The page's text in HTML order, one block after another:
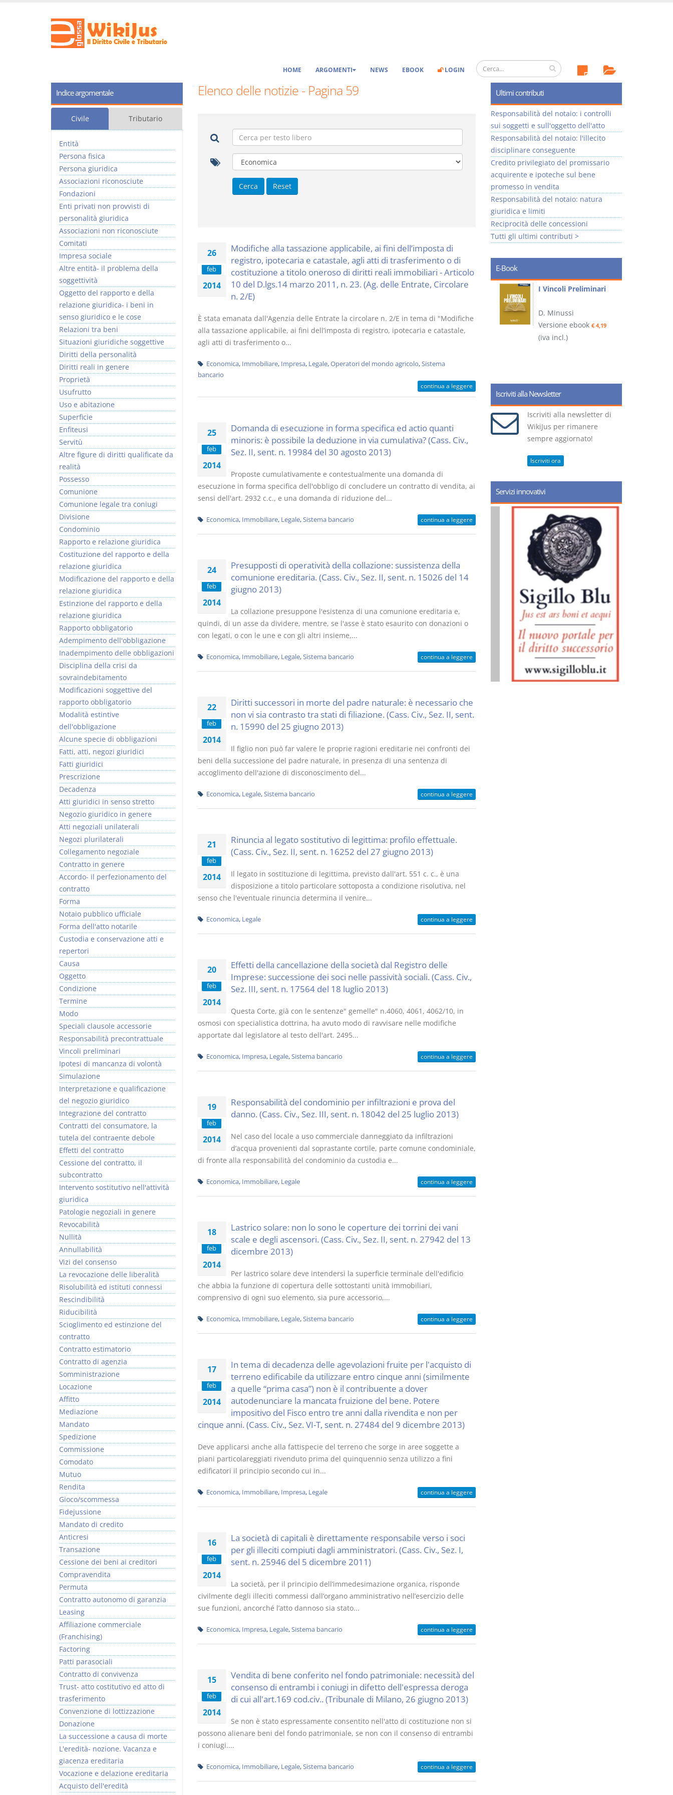
HOME ARGOMENTI NEWS EBOOK LOGIN
Elenco delle notizie - Pagina 59
26
feb
2014
Modifiche alla tassazione applicabile, ai fini dell’imposta di
registro, ipotecaria e catastale, agli atti di trasferimento o di
costituzione a titolo oneroso di diritti reali immobiliari - Articolo
10 del D.lgs.14 marzo 2011, n. 23. (Ag. delle Entrate, Circolare
n. 2/E)
È stata emanata dall'Agenzia delle Entrate la circolare n. 2/E in tema di "Modifiche
alla tassazione applicabile, ai fini dell’imposta di registro, ipotecaria e catastale,
agli atti di trasferimento o...
Economica, Immobiliare, Impresa, Legale,Operatori del mondo agricolo,Sistema
bancario
continua a leggere
25
feb
2014
Domanda di esecuzione in forma specifica ed actio quanti
minoris: è possibile la deduzione in via cumulativa? (Cass. Civ.,
Sez. II, sent. n. 19984 del 30 agosto 2013)
Proposte cumulativamente e contestualmente una domanda di
esecuzione in forma specifica dell'obbligo di concludere un contratto di vendita, ai
sensi dell'art. 2932 c.c., e una domanda di riduzione del...
Economica, Immobiliare, Legale,Sistema bancario continua a leggere
24
feb
2014
Presupposti di operatività della collazione: sussistenza della
comunione ereditaria. (Cass. Civ., Sez. II, sent. n. 15026 del 14
giugno 2013)
La collazione presuppone l'esistenza di una comunione ereditaria e,
quindi, di un asse da dividere, mentre, se l'asse è stato esaurito con donazioni o
con legati, o con le une e con gli altri insieme,...
Economica, Immobiliare, Legale,Sistema bancario continua a leggere
22
feb
2014
Diritti successori in morte del padre naturale: è necessario che
non vi sia contrasto tra stati di filiazione. (Cass. Civ., Sez. II, sent.
n. 15990 del 25 giugno 2013)
Il figlio non può far valere le proprie ragioni ereditarie nei confronti dei
beni della successione del padre naturale, in presenza di una sentenza di
accoglimento dell'azione di disconoscimento del...
Economica, Legale,Sistema bancario continua a leggere
21
feb
2014
Rinuncia al legato sostitutivo di legittima: profilo effettuale.
(Cass. Civ., Sez. II, sent. n. 16252 del 27 giugno 2013)
Il legato in sostituzione di legittima, previsto dall'art. 551 c. c., è una
disposizione a titolo particolare sottoposta a condizione risolutiva, nel
senso che l'eventuale rinuncia determina il venire...
Economica, Legale continua a leggere
20
feb
2014
Effetti della cancellazione della società dal Registro delle
Imprese: successione dei soci nelle passività sociali. (Cass. Civ.,
Sez. III, sent. n. 17564 del 18 luglio 2013)
Questa Corte, già con le sentenze" gemelle" n.4060, 4061, 4062/10, in
osmosi con specialistica dottrina, ha avuto modo di ravvisare nelle modifiche
apportate dal legislatore al testo dell'art. 2495...
Economica, Impresa, Legale,Sistema bancario continua a leggere
19
feb
2014
Responsabilità del condominio per infiltrazioni e prova del
danno. (Cass. Civ., Sez. III, sent. n. 18042 del 25 luglio 2013)
Nel caso del locale a uso commerciale danneggiato da infiltrazioni
d’acqua provenienti dal soprastante cortile, parte comune condominiale,
di fronte alla responsabilità del condominio da custodia e...
Economica, Immobiliare, Legale continua a leggere
18
feb
2014
Lastrico solare: non lo sono le coperture dei torrini dei vani
scale e degli ascensori. (Cass. Civ., Sez. II, sent. n. 27942 del 13
dicembre 2013)
Per lastrico solare deve intendersi la superficie terminale dell'edificio
che abbia la funzione di copertura delle sottostanti unità immobiliari,
comprensivo di ogni suo elemento, sia pure accessorio,...
Economica, Immobiliare, Legale,Sistema bancario continua a leggere
17
feb
2014
In tema di decadenza delle agevolazioni fruite per l'acquisto di
terreno edificabile da utilizzare entro cinque anni (similmente
a quelle “prima casa”) non è il contribuente a dover
autodenunciare la mancata fruizione del bene. Potere
impositivo del Fisco entro tre anni dalla rivendita e non per
cinque anni. (Cass. Civ., Sez. VI-T, sent. n. 27484 del 9 dicembre 2013)
Deve applicarsi anche alla fattispecie del terreno che sorge in aree soggette a
piani particolareggiati rivenduto prima del quinquennio senza utilizzo a fini
edificatori il principio secondo cui in...
Economica, Immobiliare, Impresa, Legale continua a leggere
16
feb
2014
La società di capitali è direttamente responsabile verso i soci
per gli illeciti compiuti dagli amministratori. (Cass. Civ., Sez. I,
sent. n. 25946 del 5 dicembre 2011)
La società, per il principio dell’immedesimazione organica, risponde
civilmente degli illeciti commessi dall’organo amministrativo nell’esercizio delle
sue funzioni, ancorché l’atto dannoso sia stato...
Economica, Impresa, Legale,Sistema bancario continua a leggere
15
feb
2014
Vendita di bene conferito nel fondo patrimoniale: necessità del
consenso di entrambi i coniugi in difetto dell'espressa deroga
di cui all'art.169 cod.civ.. (Tribunale di Milano, 26 giugno 2013)
Se non è stato espressamente consentito nell'atto di costituzione non si
possono alienare beni del fondo patrimoniale, se non con il consenso di entrambi
i coniugi....
Economica, Immobiliare, Legale,Sistema bancario continua a leggere
Indice argomentale
Civile Tributario
Entità
Persona fisica
Persona giuridica
Associazioni riconosciute
Fondazioni
Enti privati non provvisti di
personalità giuridica
Associazioni non riconosciute
Comitati
Impresa sociale
Altre entità- il problema della
soggettività
Oggetto del rapporto e della
relazione giuridica- i beni in
senso giuridico e le cose
Relazioni tra beni
Situazioni giuridiche soggettive
Diritti della personalità
Diritti reali in genere
Proprietà
Usufrutto
Uso e abitazione
Superficie
Enfiteusi
Servitù
Altre figure di diritti qualificate da
realità
Possesso
Comunione
Comunione legale tra coniugi
Divisione
Condominio
Rapporto e relazione giuridica
Costituzione del rapporto e della
relazione giuridica
Modificazione del rapporto e della
relazione giuridica
Estinzione del rapporto e della
relazione giuridica
Rapporto obbligatorio
Adempimento dell'obbligazione
Inadempimento delle obbligazioni
Disciplina della crisi da
sovraindebitamento
Modificazioni soggettive del
rapporto obbligatorio
Modalità estintive
dell'obbligazione
Alcune specie di obbligazioni
Fatti, atti, negozi giuridici
Fatti giuridici
Prescrizione
Decadenza
Atti giuridici in senso stretto
Negozio giuridico in genere
Atti negoziali unilaterali
Negozi plurilaterali
Collegamento negoziale
Contratto in genere
Accordo- il perfezionamento del
contratto
Forma
Notaio pubblico ufficiale
Forma dell'atto notarile
Custodia e conservazione atti e
repertori
Causa
Oggetto
Condizione
Termine
Modo
Speciali clausole accessorie
Responsabilità precontrattuale
Vincoli preliminari
Ipotesi di mancanza di volontà
Simulazione
Interpretazione e qualificazione
del negozio giuridico
Integrazione del contratto
Contratti del consumatore, la
tutela del contraente debole
Effetti del contratto
Cessione del contratto, il
subcontratto
Intervento sostitutivo nell'attività
giuridica
Patologie negoziali in genere
Revocabilità
Nullità
Annullabilità
Vizi del consenso
La revocazione delle liberalità
Risolubilità ed istituti connessi
Rescindibilità
Riducibilità
Scioglimento ed estinzione del
contratto
Contratto estimatorio
Contratto di agenzia
Somministrazione
Locazione
Affitto
Mediazione
Mandato
Spedizione
Commissione
Comodato
Mutuo
Rendita
Gioco/scommessa
Fidejussione
Mandato di credito
Anticresi
Transazione
Cessione dei beni ai creditori
Compravendita
Permuta
Contratto autonomo di garanzia
Leasing
Affiliazione commerciale
(Franchising)
Factoring
Patti parasociali
Contratto di convivenza
Trust- atto costitutivo ed atto di
trasferimento
Convenzione di lottizzazione
Donazione
La successione a causa di morte
L'eredità- nozione. Vacanza e
giacenza ereditaria
Vocazione e delazione ereditaria
Acquisto dell'eredità
Ultimi contributi
Responsabilità del notaio: i controlli
sui soggetti e sull'oggetto dell'atto
Responsabilità del notaio: l'illecito
disciplinare conseguente
Credito privilegiato del promissario
acquirente e ipoteche sul bene
promesso in vendita
Responsabilità del notaio: natura
giuridica e limiti
Reciprocità delle concessioni
Tutti gli ultimi contributi >
E-Book
relazione giuridica
Versione ebook€ 5,99
I Singoli Contratti
D. Minussi
€ 5,99
(iva incl.)
Il Condominio
220/2012
S. D'Andrea – D.
(iva incl.)
Le Società di
I Vincoli Preliminari
D. Minussi
Versione ebook € 4,19
(iva incl.)
Iscriviti alla Newsletter
Iscriviti alla newsletter di
WikiJus per rimanere
sempre aggiornato!
Iscriviti ora
Servizi innovativi